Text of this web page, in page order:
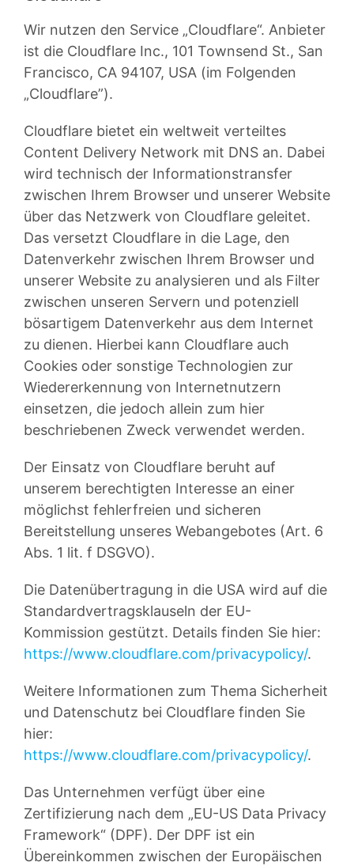
Wir nutzen den Service „Cloudflare“. Anbieter
ist die Cloudflare Inc., 101 Townsend St., San
Francisco, CA 94107, USA (im Folgenden
„Cloudflare”).
Cloudflare bietet ein weltweit verteiltes
Content Delivery Network mit DNS an. Dabei
wird technisch der Informationstransfer
zwischen Ihrem Browser und unserer Website
über das Netzwerk von Cloudflare geleitet.
Das versetzt Cloudflare in die Lage, den
Datenverkehr zwischen Ihrem Browser und
unserer Website zu analysieren und als Filter
zwischen unseren Servern und potenziell
bösartigem Datenverkehr aus dem Internet
zu dienen. Hierbei kann Cloudflare auch
Cookies oder sonstige Technologien zur
Wiedererkennung von Internetnutzern
einsetzen, die jedoch allein zum hier
beschriebenen Zweck verwendet werden.
Der Einsatz von Cloudflare beruht auf
unserem berechtigten Interesse an einer
möglichst fehlerfreien und sicheren
Bereitstellung unseres Webangebotes (Art. 6
Abs. 1 lit. f DSGVO).
Die Datenübertragung in die USA wird auf die
Standardvertragsklauseln der EU-
Kommission gestützt. Details finden Sie hier:
https://www.cloudflare.com/privacypolicy/.
Weitere Informationen zum Thema Sicherheit
und Datenschutz bei Cloudflare finden Sie
hier:
https://www.cloudflare.com/privacypolicy/.
Das Unternehmen verfügt über eine
Zertifizierung nach dem „EU-US Data Privacy
Framework“ (DPF). Der DPF ist ein
Übereinkommen zwischen der Europäischen